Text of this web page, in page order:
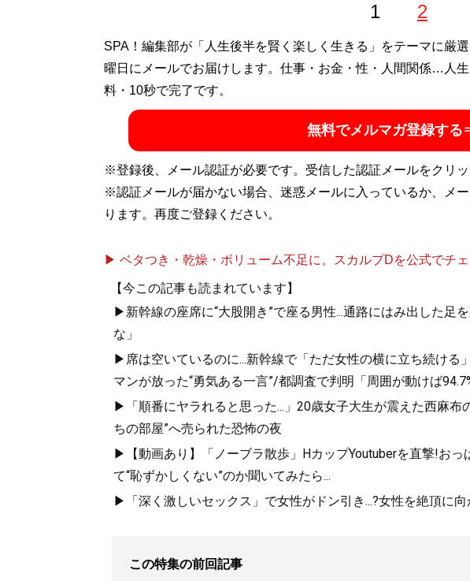
1 2
SPA！編集部が「人生後半を賢く楽しく生きる」をテーマに厳
曜日にメールでお届けします。仕事・お金・性・人間関係…人
料・10秒で完了です。
無料でメルマガ登録す
※登録後、メール認証が必要です。受信した認証メールをクリ
※認証メールが届かない場合、迷惑メールに入っているか、メ
ります。再度ご登録ください。
▶ ベタつき・乾燥・ボリューム不足に。スカルプDを公式でチ
【今この記事も読まれています】
▶新幹線の座席に“大股開き”で座る男性...通路にはみ出した足
な」
▶席は空いているのに...新幹線で「ただ女性の横に立ち続ける
マンが放った“勇気ある一言”/都調査で判明「周囲が動けば
▶「順番にヤラれると思った...」20歳女子大生が震えた西麻布
ちの部屋”へ売られた恐怖の夜
▶【動画あり】「ノーブラ散歩」HカップYoutuberを直撃!お
て“恥ずかしくない”のか聞いてみたら...
▶「深く激しいセックス」で女性がドン引き...?女性を絶頂に
この特集の前回記事